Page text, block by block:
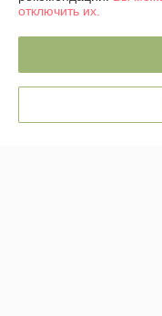
Политика обработки
отключить их.